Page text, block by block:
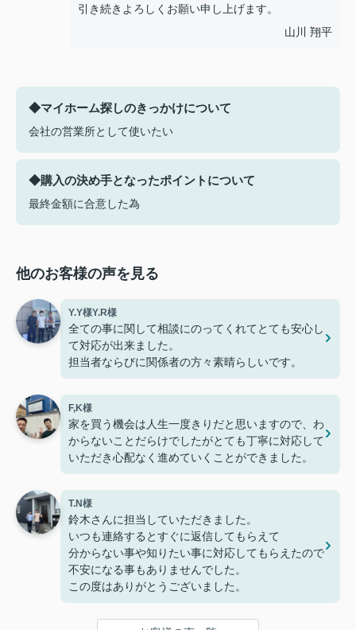
引き続きよろしくお願い申し上げます。
山川 翔平
◆マイホーム探しのきっかけについて
会社の営業所として使いたい
◆購入の決め手となったポイントについて
最終金額に合意した為
他のお客様の声を見る
Y.Y様Y.R様
全ての事に関して相談にのってくれてとても安心し
て対応が出来ました。
担当者ならびに関係者の方々素晴らしいです。
F,K様
家を買う機会は人生一度きりだと思いますので、わ
からないことだらけでしたがとても丁寧に対応して
いただき心配なく進めていくことができました。
T.N様
鈴木さんに担当していただきました。
いつも連絡するとすぐに返信してもらえて
分からない事や知りたい事に対応してもらえたので
不安になる事もありませんでした。
この度はありがとうございました。